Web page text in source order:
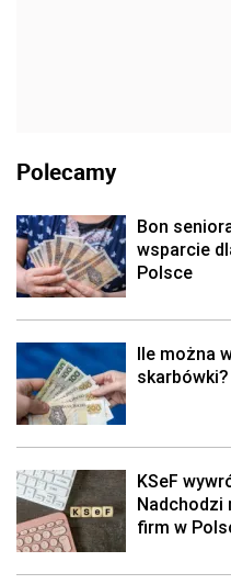
Polecamy
Bon
wsparcie
Polsce
Ile można
KSeF
Nadchodzi
firm w